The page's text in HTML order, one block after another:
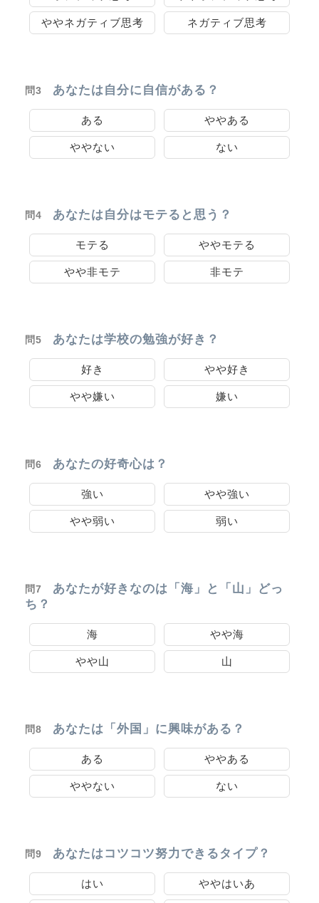
ややネガティブ思考 ネガティブ思考
問3 あなたは自分に自信がある？
ある ややある
ややない ない
問4 あなたは自分はモテると思う？
モテる ややモテる
やや非モテ 非モテ
問5 あなたは学校の勉強が好き？
好き やや好き
やや嫌い 嫌い
問6 あなたの好奇心は？
強い やや強い
やや弱い 弱い
問7
あなたが好きなのは「海」と「山」どっ
ち？
海 やや海
やや山 山
問8 あなたは「外国」に興味がある？
ある ややある
ややない ない
問9 あなたはコツコツ努力できるタイプ？
はい ややはいあ